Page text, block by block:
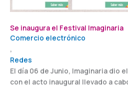
Se inaugura el Festival Imaginaria
Comercio electrónico
,
Redes
El día 06 de Junio, Imaginaria dio
con el acto inaugural llevado a